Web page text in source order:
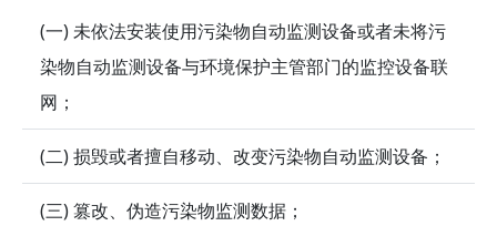
(一) 未依法安装使用污染物自动监测设备或者未将污
染物自动监测设备与环境保护主管部门的监控设备联
网；
(二) 损毁或者擅自移动、改变污染物自动监测设备；
(三) 篡改、伪造污染物监测数据；